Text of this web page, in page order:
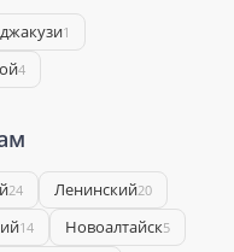
1
4
24 Ленинский20
14 Новоалтайск5